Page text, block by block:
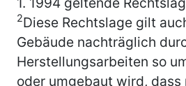
2Diese Rechtslage gilt
Gebäude nachträglich
Herstellungsarbeiten so
oder umgebaut wird, dass